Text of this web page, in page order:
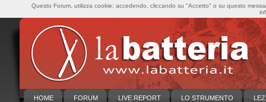
HOME FORUM LIVE REPORT LO STRUMENTO
Questo Forum, utilizza cookie; accedendo, cliccando su "Accetto" o su questo